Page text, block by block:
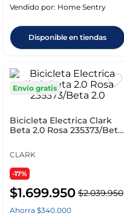
Vendido por: Home Sentry
Disponible en tiendas
Envío gratis
Bicicleta Electrica Clark
Beta 2.0 Rosa 235373/Beta
CLARK
-17%
$1.699.950 $2.039.950
Ahorra $340.000